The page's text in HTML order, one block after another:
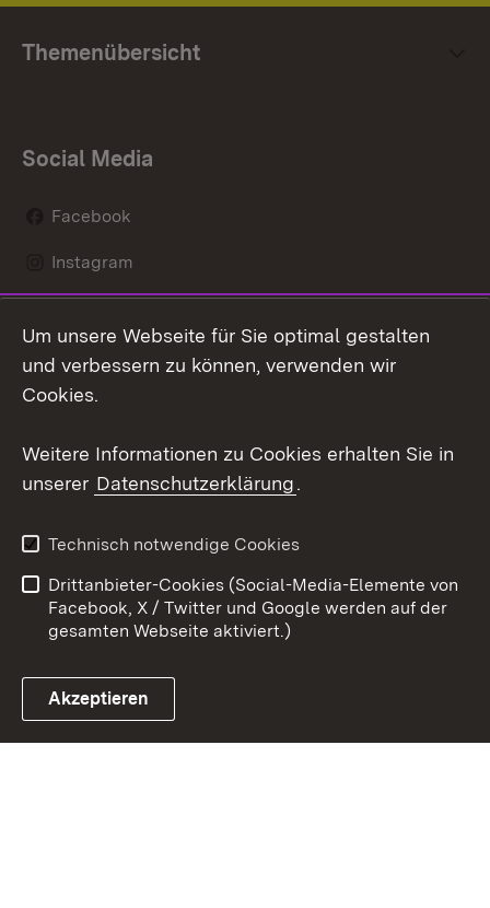
Themenübersicht
Social Media
Facebook
Instagram
Mastodon
Youtube
Link zum Landesportal
Kontakt
Datenschutz
Barrierefreiheit
Impressum Cookies
Um unsere Webseite für Sie optimal gestalten
und verbessern zu können, verwenden wir
Cookies.
Weitere Informationen zu Cookies erhalten Sie in
unserer Datenschutzerklärung.
Technisch notwendige Cookies
Drittanbieter-Cookies (Social-Media-Elemente von
Facebook, X / Twitter und Google werden auf der
gesamten Webseite aktiviert.)
Akzeptieren